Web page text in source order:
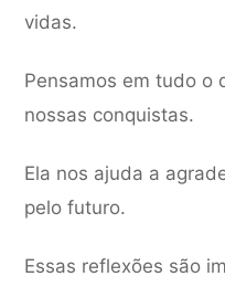
vidas.
Pensamos em tudo o
nossas conquistas.
Ela nos ajuda a
pelo futuro.
Essas reflexões são